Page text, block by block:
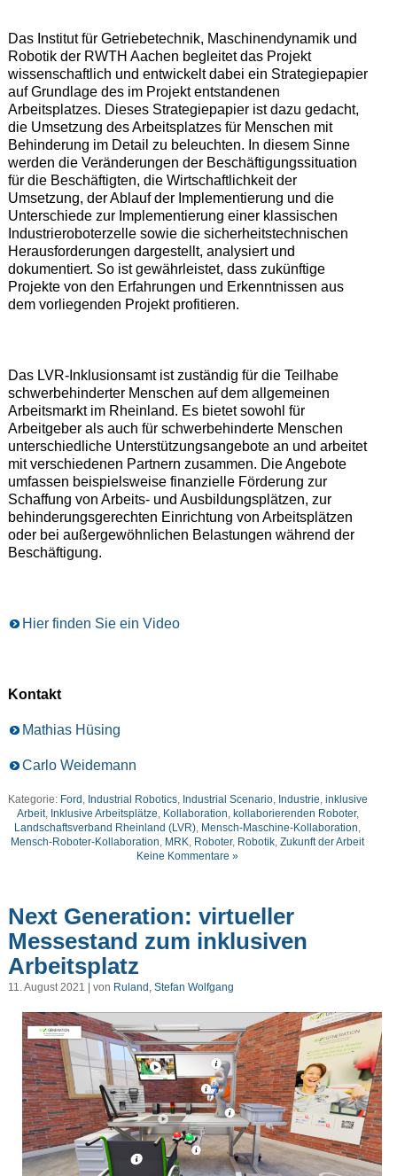
Das Institut für Getriebetechnik, Maschinendynamik und
Robotik der RWTH Aachen begleitet das Projekt
wissenschaftlich und entwickelt dabei ein Strategiepapier
auf Grundlage des im Projekt entstandenen
Arbeitsplatzes. Dieses Strategiepapier ist dazu gedacht,
die Umsetzung des Arbeitsplatzes für Menschen mit
Behinderung im Detail zu beleuchten. In diesem Sinne
werden die Veränderungen der Beschäftigungssituation
für die Beschäftigten, die Wirtschaftlichkeit der
Umsetzung, der Ablauf der Implementierung und die
Unterschiede zur Implementierung einer klassischen
Industrieroboterzelle sowie die sicherheitstechnischen
Herausforderungen dargestellt, analysiert und
dokumentiert. So ist gewährleistet, dass zukünftige
Projekte von den Erfahrungen und Erkenntnissen aus
dem vorliegenden Projekt profitieren.
Das LVR-Inklusionsamt ist zuständig für die Teilhabe
schwerbehinderter Menschen auf dem allgemeinen
Arbeitsmarkt im Rheinland. Es bietet sowohl für
Arbeitgeber als auch für schwerbehinderte Menschen
unterschiedliche Unterstützungsangebote an und arbeitet
mit verschiedenen Partnern zusammen. Die Angebote
umfassen beispielsweise finanzielle Förderung zur
Schaffung von Arbeits- und Ausbildungsplätzen, zur
behinderungsgerechten Einrichtung von Arbeitsplätzen
oder bei außergewöhnlichen Belastungen während der
Beschäftigung.
Hier finden Sie ein Video
Kontakt
Mathias Hüsing
Carlo Weidemann
Kategorie: Ford , Industrial Robotics, Industrial Scenario, Industrie, inklusive
Arbeit, Inklusive Arbeitsplätze, Kollaboration, kollaborierenden Roboter,
Landschaftsverband Rheinland (LVR), Mensch-Maschine-Kollaboration,
Mensch-Roboter-Kollaboration, MRK, Roboter, Robotik,Zukunft der Arbeit
Keine Kommentare »
Next Generation: virtueller
Messestand zum inklusiven
Arbeitsplatz
11. August 2021 | von Ruland, Stefan Wolfgang